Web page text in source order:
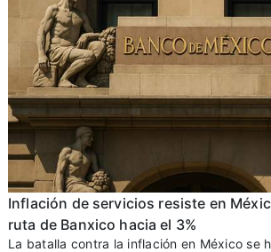
Inflación de servicios resiste en
ruta de Banxico hacia el 3%
La batalla contra la inflación en México se